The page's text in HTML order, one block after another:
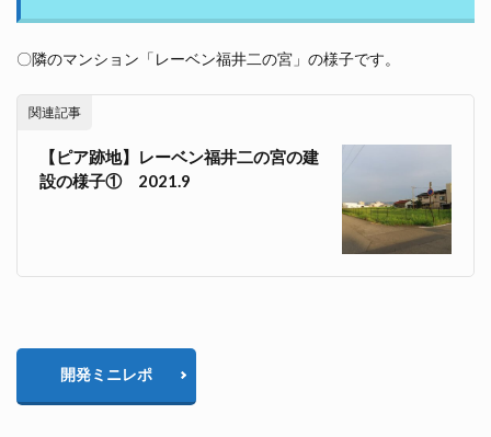
〇隣のマンション「レーベン福井二の宮」の様子です。
関連記事
【ピア跡地】レーベン福井二の宮の建
設の様子① 2021.9
開発ミニレポ